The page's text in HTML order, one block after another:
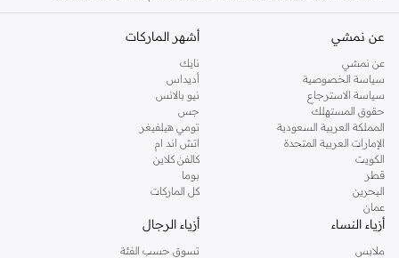
عن نمشي
عن نمشي
سياسة الخصوصية
سياسة الاسترجاع
حقوق المستهلك
المملكة العربية السعودية
الإمارات العربية المتحدة
الكويت
قطر
البحرين
عمان
أشهر الماركات
نايك
أديداس
نيو بالانس
جس
تومي هيلفيغر
اتش اند ام
كالفن كلاين
بوما
كل الماركات
أزياء النساء
ملابس
أزياء الرجال
تسوق حسب الفئة